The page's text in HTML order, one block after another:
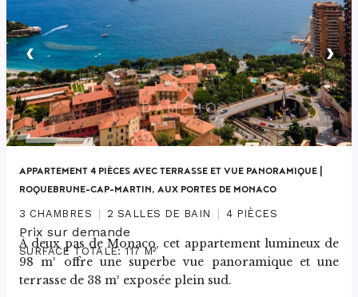
‹ ›
APPARTEMENT 4 PIÈCES AVEC TERRASSE ET VUE PANORAMIQUE |
ROQUEBRUNE-CAP-MARTIN, AUX PORTES DE MONACO
3 CHAMBRES
2 SALLES DE BAIN 4 PIÈCES
Prix sur demande
SURFACE TOTALE: 117 M²
À deux pas de Monaco, cet appartement lumineux de
98 m² offre une superbe vue panoramique et une
terrasse de 38 m² exposée plein sud.